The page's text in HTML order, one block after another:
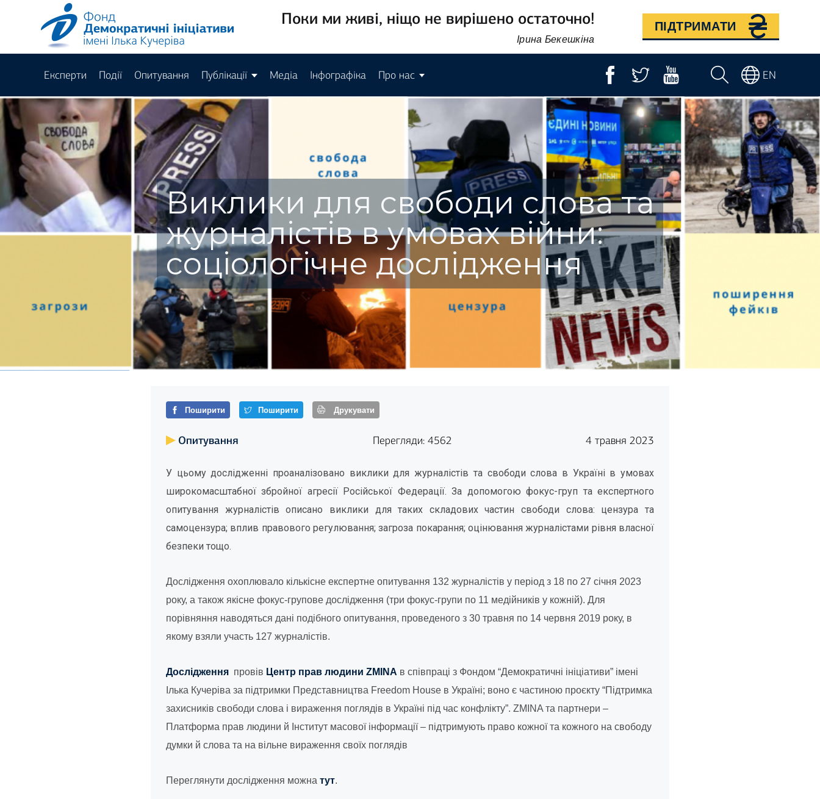
Поки ми живі, ніщо не вирішено остаточно!
Ірина Бекешкіна
ПІДТРИМАТИ
Експерти Події Опитування Публікації Медіа Інфографіка Про нас EN
Виклики для свободи слова та
журналістів в умовах війни:
соціологічне дослідження
Поширити Поширити Друкувати
Опитування Перегляди: 4562 4 травня 2023
У цьому дослідженні проаналізовано виклики для журналістів та свободи слова в Україні в умовах
широкомасштабної збройної агресії Російської Федерації. За допомогою фокус-груп та експертного
опитування журналістів описано виклики для таких складових частин свободи слова: цензура та
самоцензура; вплив правового регулювання; загроза покарання; оцінювання журналістами рівня власної
безпеки тощо.
Дослідження охоплювало кількісне експертне опитування 132 журналістів у період з 18 по 27 січня 2023
року, а також якісне фокус-групове дослідження (три фокус-групи по 11 медійників у кожній). Для
порівняння наводяться дані подібного опитування, проведеного з 30 травня по 14 червня 2019 року, в
якому взяли участь 127 журналістів.
Дослідження провів Центр прав людини ZMINA в співпраці з Фондом “Демократичні ініціативи” імені
Ілька Кучеріва за підтримки Представництва Freedom House в Україні; воно є частиною проєкту “Підтримка
захисників свободи слова і вираження поглядів в Україні під час конфлікту”. ZMINA та партнери –
Платформа прав людини й Інститут масової інформації – підтримують право кожної та кожного на свободу
думки й слова та на вільне вираження своїх поглядів
Переглянути дослідження можна тут.